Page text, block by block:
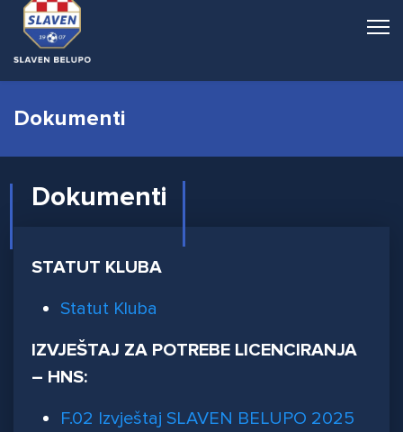
Dokumenti
Dokumenti
STATUT KLUBA
Statut Kluba
IZVJEŠTAJ ZA POTREBE LICENCIRANJA
– HNS:
F.02 Izvještaj SLAVEN BELUPO 2025